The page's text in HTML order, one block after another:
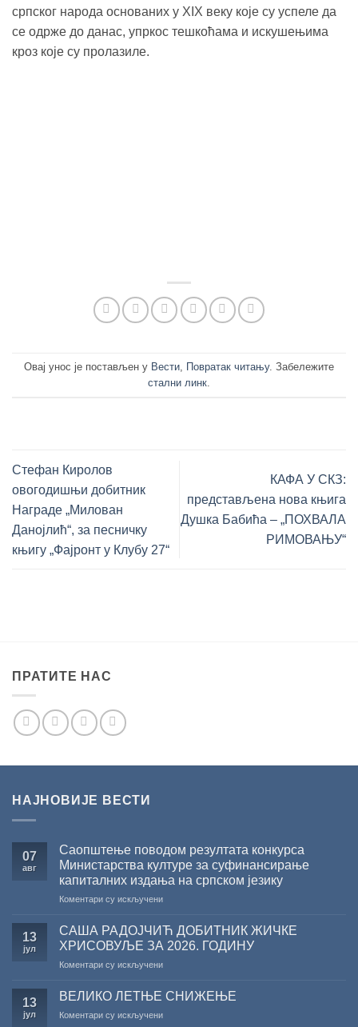
српског народа основаних у XIX веку које су успеле да
се одрже до данас, упркос тешкоћама и искушењима
кроз које су пролазиле.
Овај унос је постављен у Вести Повратак читању. Забележите
стални линк
Стефан Киролов
овогодишњи добитник
Награде „Милован
Данојлић“, за песничку
књигу „Фајронт у Клубу 27“
КАФА У СКЗ:
представљена нова књига
Душка Бабића – „ПОХВАЛА
РИМОВАЊУ“
ПРАТИТЕ НАС
НАЈНОВИЈЕ ВЕСТИ
07
авг
Саопштење поводом резултата конкурса
Министарства културе за суфинансирање
капиталних издања на српском језику
Коментари су искљученина
поводом
резултата
конкурса
Министарства
за
капиталних
13
јул
САША РАДОЈЧИЋ ДОБИТНИК ЖИЧКЕ
ХРИСОВУЉЕ ЗА 2026. ГОДИНУ
Коментари су искљученина
РАДОЈЧИЋ
ЖИЧКЕ
13
јул
ВЕЛИКО ЛЕТЊЕ СНИЖЕЊЕ
Коментари су искљученина